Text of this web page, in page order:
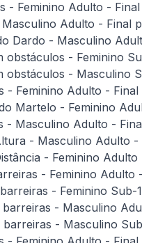
- Feminino Adulto -
Adulto - Final
Dardo - Masculino
obstáculos - Feminino
obstáculos - Masculino
- Feminino Adulto -
Martelo - Feminino
- Masculino Adulto -
- Masculino Adulto -
- Feminino Adulto
- Feminino Adulto
- Feminino Sub-
- Masculino
- Masculino